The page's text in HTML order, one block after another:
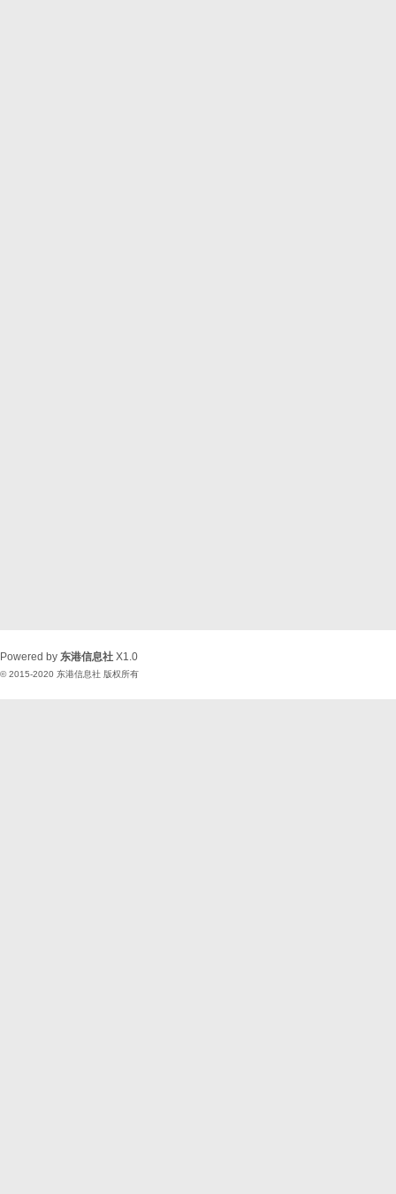
Powered by 东港信息社 X1.0
© 2015-2020 东港信息社 版权所有